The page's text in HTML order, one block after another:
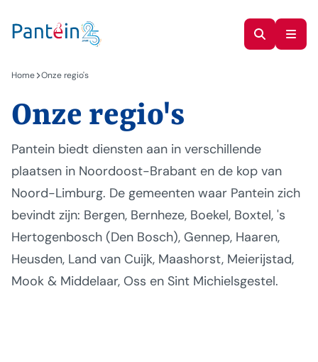
Home Onze regio's
Onze regio's
Pantein biedt diensten aan in verschillende
plaatsen in Noordoost-Brabant en de kop van
Noord-Limburg. De gemeenten waar Pantein zich
bevindt zijn: Bergen, Bernheze, Boekel, Boxtel, 's
Hertogenbosch (Den Bosch), Gennep, Haaren,
Heusden, Land van Cuijk, Maashorst, Meierijstad,
Mook & Middelaar, Oss en Sint Michielsgestel.